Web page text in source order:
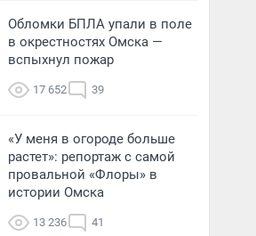
Обломки БПЛА упали в поле
в окрестностях Омска —
вспыхнул пожар
17 652 39
«У меня в огороде больше
растет»: репортаж с самой
провальной «Флоры» в
истории Омска
13 236 41